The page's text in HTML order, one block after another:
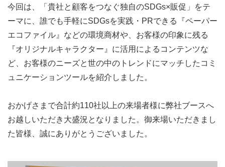
今回は、「貴社と顧客をつなぐ独自のSDGs×販促」をテ
ーマに、誰でも手軽にSDGsを実践・PRできる『ペーパー
エコファイル』などの環境商材や、お客様の印象に残る
『オリジナルキャラクター』に活用によるコンテンツな
ど、お客様のニーズと世の中のトレンドにマッチしたコミ
ュニケーションツールを紹介しました。
おかげさまで合計約110社以上の来場者様に弊社ブースへ
お越しいただき大盛況となりました。御来場いただきまし
た皆様、誠にありがとうございました。